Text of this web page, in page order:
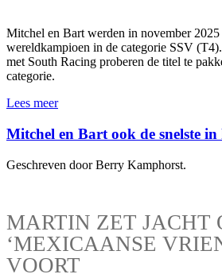
Mitchel en Bart werden in november
wereldkampioen in de categorie SSV
met South Racing proberen de titel te
categorie.
Lees meer
Mitchel en Bart ook de snelste
Geschreven door Berry Kamphorst.
MARTIN ZET JACHT
‘MEXICAANSE
VOORT